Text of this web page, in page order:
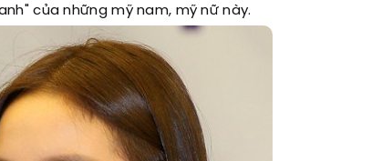
của những mỹ nam, mỹ nữ này.